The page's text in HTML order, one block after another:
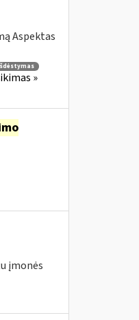
Aspektas
»
įmonės